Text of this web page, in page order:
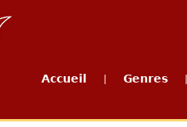
Accueil Genres